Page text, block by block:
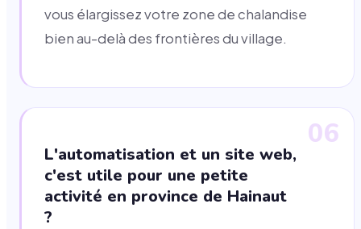
vous élargissez votre zone de chalandise
bien au-delà des frontières du village.
06
L'automatisation et un site web,
c'est utile pour une petite
activité en province de Hainaut
?